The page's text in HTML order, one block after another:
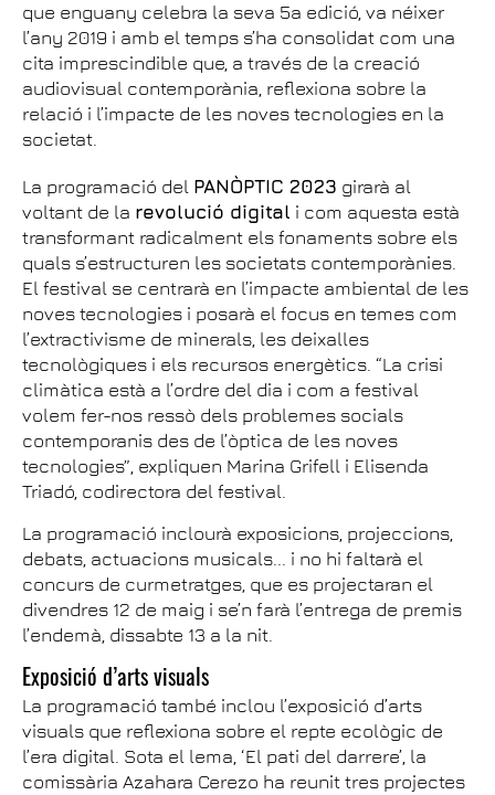
que enguany celebra la seva 5a edició, va néixer
l’any 2019 i amb el temps s’ha consolidat com una
cita imprescindible que, a través de la creació
audiovisual contemporània, reflexiona sobre la
relació i l’impacte de les noves tecnologies en la
societat.
La programació del PANÒPTIC 2023 girarà al
voltant de la revolució digital i com aquesta està
transformant radicalment els fonaments sobre els
quals s’estructuren les societats contemporànies.
El festival se centrarà en l’impacte ambiental de les
noves tecnologies i posarà el focus en temes com
l’extractivisme de minerals, les deixalles
tecnològiques i els recursos energètics. “La crisi
climàtica està a l’ordre del dia i com a festival
volem fer-nos ressò dels problemes socials
contemporanis des de l’òptica de les noves
tecnologies”, expliquen Marina Grifell i Elisenda
Triadó, codirectora del festival.
La programació inclourà exposicions, projeccions,
debats, actuacions musicals... i no hi faltarà el
concurs de curmetratges, que es projectaran el
divendres 12 de maig i se’n farà l’entrega de premis
l’endemà, dissabte 13 a la nit.
Exposició d’arts visuals
La programació també inclou l’exposició d’arts
visuals que reflexiona sobre el repte ecològic de
l’era digital. Sota el lema, ‘El pati del darrere’, la
comissària Azahara Cerezo ha reunit tres projectes